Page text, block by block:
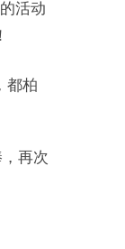
活动
都柏
再次